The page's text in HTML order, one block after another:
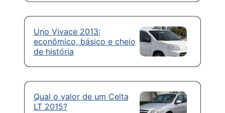
Uno Vivace 2013:
econômico, básico e cheio
de história
Qual o valor de um Celta
LT 2015?